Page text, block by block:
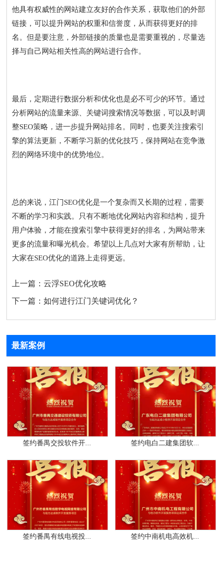
他具有权威性的网站建立友好的合作关系，获取他们的外部
链接，可以提升网站的权重和信誉度，从而获得更好的排
名。但是要注意，外部链接的质量也是需要重视的，尽量选
择与自己网站相关性高的网站进行合作。
最后，定期进行数据分析和优化也是必不可少的环节。通过
分析网站的流量来源、关键词搜索情况等数据，可以及时调
整SEO策略，进一步提升网站排名。同时，也要关注搜索引
擎的算法更新，不断学习新的优化技巧，保持网站在竞争激
烈的网络环境中的优势地位。
总的来说，江门SEO优化是一个复杂而又长期的过程，需要
不断的学习和实践。只有不断地优化网站内容和结构，提升
用户体验，才能在搜索引擎中获得更好的排名，为网站带来
更多的流量和曝光机会。希望以上几点对大家有所帮助，让
大家在SEO优化的道路上走得更远。
上一篇：云浮SEO优化攻略
下一篇：如何进行江门关键词优化？
最新案例
签约番禺交投软件开... 签约电白二建集团软...
签约番禺有线电视投... 签约中南机电高效机...